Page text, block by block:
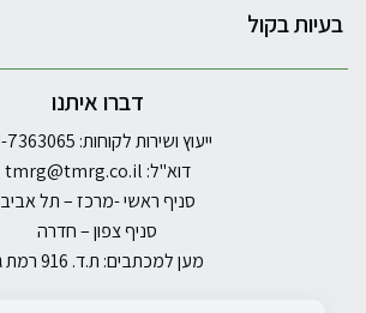
בעיות בקול
דברו איתנו
ייעוץ ושירות לקוחות: 03-7363065
דוא"ל: tmrg@tmrg.co.il
סניף ראשי -מרכז – תל אביב
סניף צפון – חדרה
מען למכתבים: ת.ד. 916 רמת גן